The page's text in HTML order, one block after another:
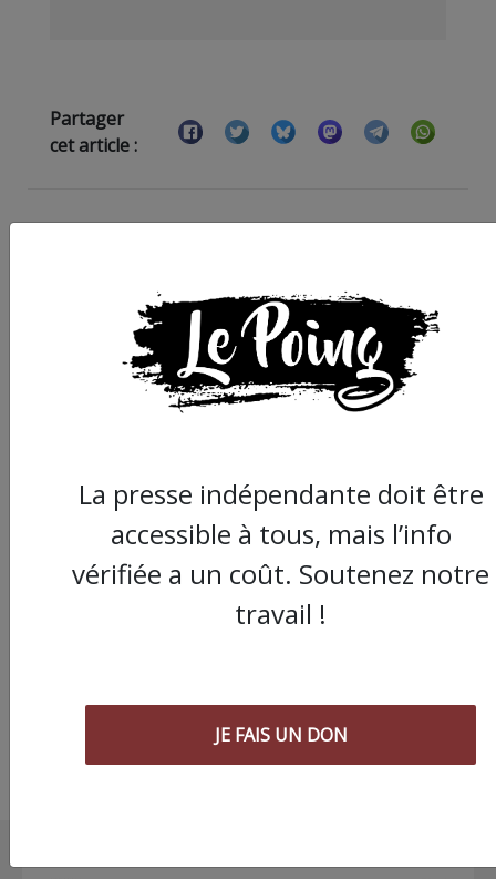
Partager
cet article :
« Rise for Climate » :
Montpellier se
contre le
La presse indépendante doit être
accessible à tous, mais l’info
vérifiée a un coût. Soutenez notre
travail !
JE FAIS UN DON